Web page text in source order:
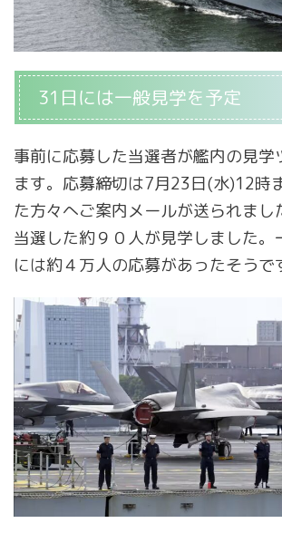
31日には一般見学を予定
事前に応募した当選者が艦内の見学
ます。応募締切は7月23日(水)12時
た方々へご案内メールが送られまし
当選した約９０人が見学しました。
には約４万人の応募があったそうで